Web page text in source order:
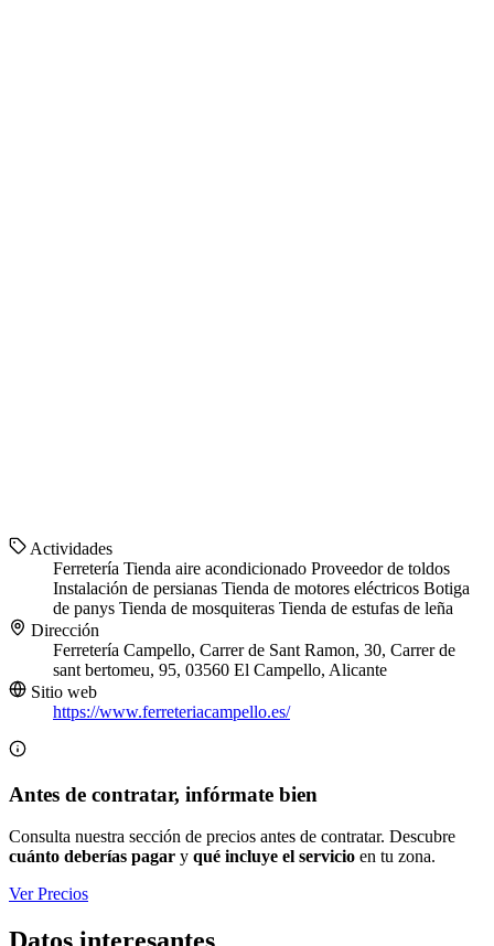
Actividades
Ferretería Tienda aire acondicionado Proveedor de toldos
Instalación de persianas Tienda de motores eléctricos Botiga
de panys Tienda de mosquiteras Tienda de estufas de leña
Dirección
Ferretería Campello, Carrer de Sant Ramon, 30, Carrer de
sant bertomeu, 95, 03560 El Campello, Alicante
Sitio web
https://www.ferreteriacampello.es/
Antes de contratar, infórmate bien
Consulta nuestra sección de precios antes de contratar. Descubre
cuánto deberías pagar y qué incluye el servicio en tu zona.
Ver Precios